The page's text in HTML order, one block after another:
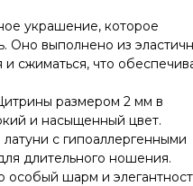
украшение, которое
Оно выполнено из
и сжиматься, что
размером 2 мм в
и насыщенный цвет.
с гипоаллергенными
длительного ношения.
шарм и